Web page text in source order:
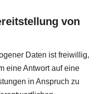
von
Daten ist freiwillig,
eine Antwort auf eine
in Anspruch zu